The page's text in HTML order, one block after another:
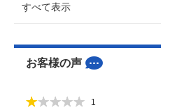
すべて表示
お客様の声
1